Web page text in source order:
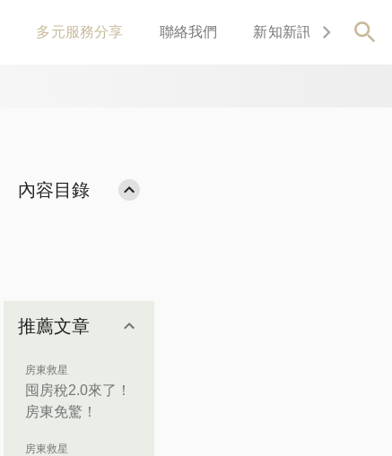
多元服務分享 聯絡我們 新知新訊 關於
內容目錄
推薦文章
房東救星
囤房稅2.0來了！
房東免驚！
房東救星